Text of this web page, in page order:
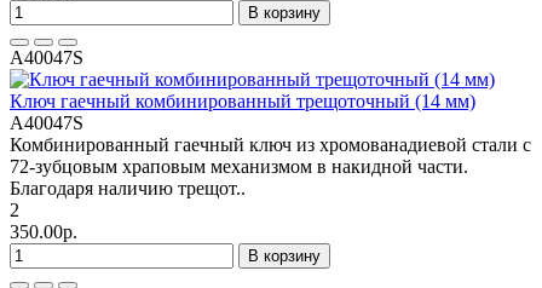
В корзину
A40047S
Ключ гаечный комбинированный трещоточный (14 мм)
A40047S
Комбинированный гаечный ключ из хромованадиевой стали с
72-зубцовым храповым механизмом в накидной части.
Благодаря наличию трещот..
2
350.00р.
В корзину